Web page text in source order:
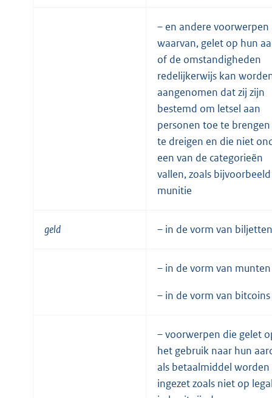
– en andere voorwerpen
waarvan, gelet op hun
of de omstandigheden
redelijkerwijs kan
aangenomen dat zij zijn
bestemd om letsel aan
personen toe te
te dreigen en die niet
een van de categorieën
vallen, zoals bijvoorbeeld
munitie
geld – in de vorm van biljetten
– in de vorm van munten
– in de vorm van bitcoins
– voorwerpen die gelet
het gebruik naar hun
als betaalmiddel worden
ingezet zoals niet op